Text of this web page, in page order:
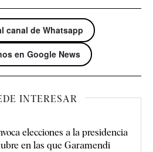
canal de Whatsapp
en Google News
INTERESAR
elecciones a la presidencia
en las que Garamendi